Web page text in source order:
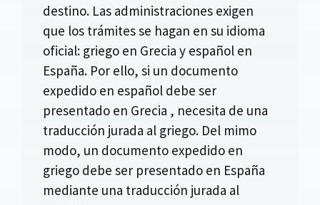
destino. Las administraciones exigen
que los trámites se hagan en su idioma
oficial: griego en Grecia y español en
España. Por ello, si un documento
expedido en español debe ser
presentado en Grecia , necesita de una
traducción jurada al griego. Del mimo
modo, un documento expedido en
griego debe ser presentado en España
mediante una traducción jurada al